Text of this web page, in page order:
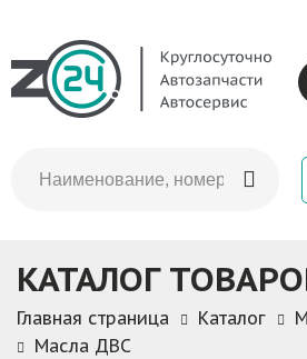
КАТАЛОГ
Главная страница Каталог
Масла ДВС